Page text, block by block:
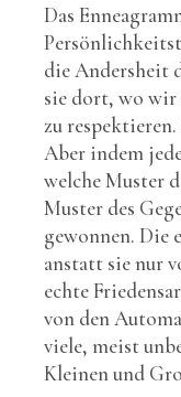
Das
die Andersheit
sie dort, wo
zu
Aber indem
welche Muster
Muster des
gewonnen. Die
anstatt sie nur
echte
von den
viele, meist
Kleinen und